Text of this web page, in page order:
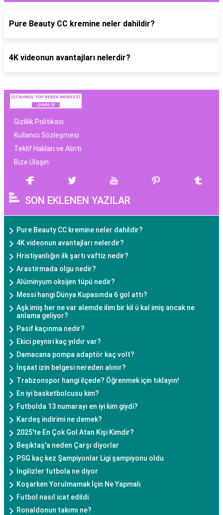
Pure Beauty CC kremine neler dahildir?
4K videonun avantajları nelerdir?
Gizlilik Politikası
Kullanıcı Sözleşmesi
Teklif Hakları ve Alıntı
Bize Ulaşın
SON EKLENEN YAZILAR
Pure Beauty CC kremine neler dahildir?
4K videonun avantajları nelerdir?
Hristiyanlığın ilk şartı vaftiz nedir?
Arastirmada olgu nedir?
Alüminyum oksijen tüpü nedir?
Messi hangi Dünya Kupasında 6 gol attı?
Aşk imiş her ne var alemde ilim bir kil ü kal imiş ancak ne
anlama geliyor?
Pasif kaçınma nedir?
Ekici peyniri kaç yıldır var?
Damacana pompa adaptör kaç volt?
İnşaat izin belgesi nereden alınır?
Trabzonspor hangi ilçede? Öğrenmek için tıklayın!
En iyi basketbolcusu kim?
Futbolda 13 numarayı en iyi kim giydi?
Kardeş indirimi ne demek?
2025'te En Çok Gol Atan Kişi Kimdir?
Beşiktaş'a neden Çarşı diyorlar
PSG kaç kez Şampiyonlar Ligi şampiyonu oldu
İngilizler futbola ne diyor
Koşarken Yorulmamak İçin Ne Yapmalı
Futbol nasıl icat edildi
Ronaldonun takımı ne?